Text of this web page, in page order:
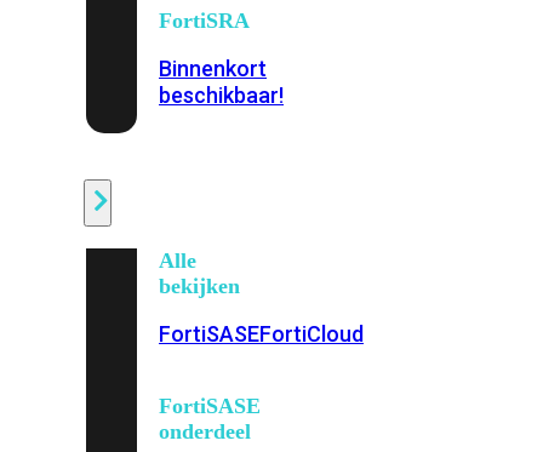
FortiSRA
Binnenkort
beschikbaar!
Alle
bekijken
FortiSASEFortiCloud
FortiSASE
onderdeel